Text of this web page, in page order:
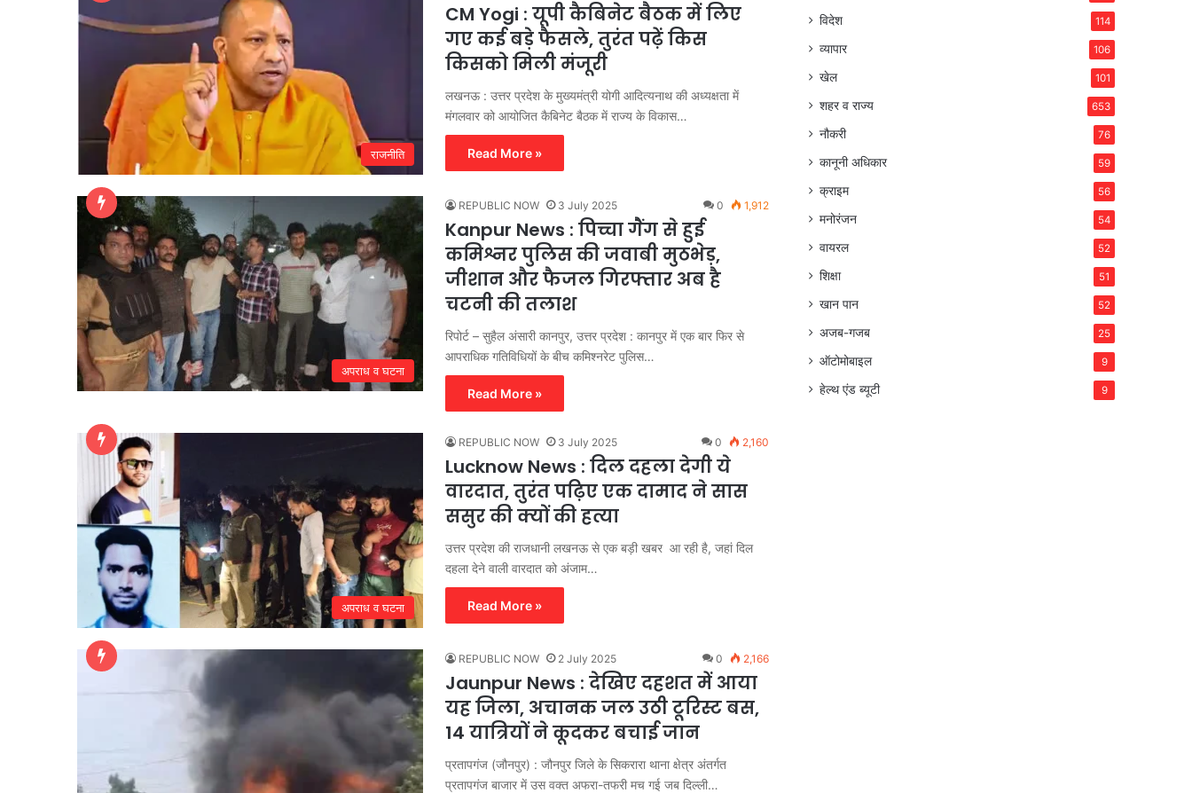
राजनीति
CM Yogi : यूपी कैबिनेट बैठक में लिए
गए कई बड़े फैसले, तुरंत पढ़ें किस
किसको मिली मंजूरी
लखनऊ : उत्तर प्रदेश के मुख्यमंत्री योगी आदित्यनाथ की अध्यक्षता में
मंगलवार को आयोजित कैबिनेट बैठक में राज्य के विकास…
Read More »
अपराध व घटना
REPUBLIC NOW 3 July 2025 0 1,912
Kanpur News : पिच्चा गैंग से हुई
कमिश्नर पुलिस की जवाबी मुठभेड़,
जीशान और फैजल गिरफ्तार अब है
चटनी की तलाश
रिपोर्ट – सुहैल अंसारी कानपुर, उत्तर प्रदेश : कानपुर में एक बार फिर से
आपराधिक गतिविधियों के बीच कमिश्नरेट पुलिस…
Read More »
अपराध व घटना
REPUBLIC NOW 3 July 2025 0 2,160
Lucknow News : दिल दहला देगी ये
वारदात, तुरंत पढ़िए एक दामाद ने सास
ससुर की क्यों की हत्या
उत्तर प्रदेश की राजधानी लखनऊ से एक बड़ी खबर आ रही है, जहां दिल
दहला देने वाली वारदात को अंजाम…
Read More »
REPUBLIC NOW 2 July 2025 0 2,166
Jaunpur News : देखिए दहशत में आया
यह जिला, अचानक जल उठी टूरिस्ट बस,
14 यात्रियों ने कूदकर बचाई जान
प्रतापगंज (जौनपुर) : जौनपुर जिले के सिकरारा थाना क्षेत्र अंतर्गत
प्रतापगंज बाजार में उस वक्त अफरा-तफरी मच गई जब दिल्ली…
विदेश 114
व्यापार 106
खेल 101
शहर व राज्य 653
नौकरी 76
कानूनी अधिकार 59
क्राइम 56
मनोरंजन 54
वायरल 52
शिक्षा 51
खान पान 52
अजब-गजब 25
ऑटोमोबाइल 9
हेल्थ एंड ब्यूटी 9